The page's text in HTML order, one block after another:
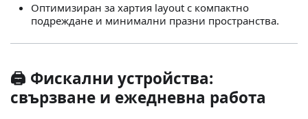
Оптимизиран за хартия layout с компактно
подреждане и минимални празни пространства.
🖨️ Фискални устройства:
свързване и ежедневна работа